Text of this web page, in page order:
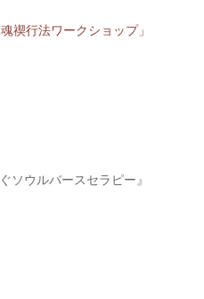
禊行法ワークショップ」
ソウルバースセラピー』